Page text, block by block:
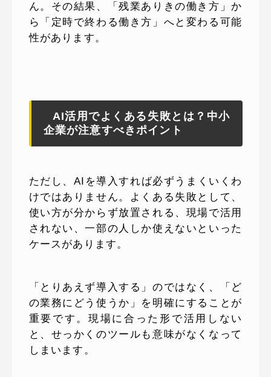
ん。その結果、「残業ありきの働き方」か
ら「定時で終わる働き方」へと変わる可能
性があります。
AI活用でよくある失敗とは？中小
企業が注意すべきポイント
ただし、AIを導入すれば必ずうまくいくわ
けではありません。よくある失敗として、
使い方が分からず放置される、現場で活用
されない、一部の人しか使えないといった
ケースがあります。
「とりあえず導入する」のではなく、「ど
の業務にどう使うか」を明確にすることが
重要です。現場に合った形で活用しない
と、せっかくのツールも意味がなくなって
しまいます。